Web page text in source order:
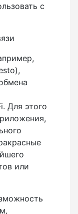
с
Для этого
или